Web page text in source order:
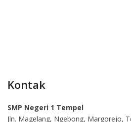
Kontak
SMP Negeri 1 Tempel
Jln. Magelang, Ngebong, Margorejo,